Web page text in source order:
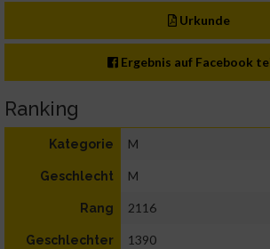
Urkunde
Ergebnis auf Facebook
Ranking
Kategorie M
Geschlecht M
Rang 2116
Geschlechter
1390